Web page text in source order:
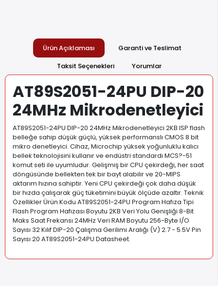
Ürün Açıklaması
Garanti ve Teslimat
Taksit Seçenekleri
Yorumlar
AT89S2051-24PU DIP-20
24MHz Mikrodenetleyici
AT89S2051-24PU DIP-20 24MHz Mikrodenetleyici 2KB ISP flash
belleğe sahip düşük güçlü, yüksek performanslı CMOS 8 bit
mikro denetleyici. Cihaz, Microchip yüksek yoğunluklu kalıcı
bellek teknolojisini kullanır ve endüstri standardı MCS?-51
komut seti ile uyumludur. Gelişmiş bir CPU çekirdeği, her saat
döngüsünde bellekten tek bir bayt alabilir ve 20-MIPS
aktarım hızına sahiptir. Yeni CPU çekirdeği çok daha düşük
bir hızda çalışarak güç tüketimini büyük ölçüde azaltır. Teknik
Özellikler Ürün Kodu AT89S2051-24PU Program Hafıza Tipi
Flash Program Hafızası Boyutu 2KB Veri Yolu Genişliği 8-Bit
Maks Saat Frekansı 24MHz Veri RAM Boyutu 256-Byte I/O
Sayısı 32 Kılıf DIP-20 Çalışma Gerilimi Aralığı (V) 2.7 - 5.5V Pin
Sayısı 20 AT89S2051-24PU Datasheet.